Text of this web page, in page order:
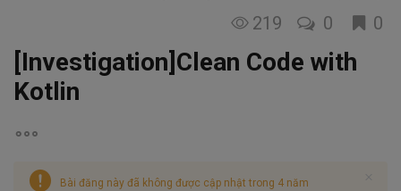
219 0 0
[Investigation]Clean Code with
Kotlin
Bài đăng này đã không được cập nhật trong 4 năm